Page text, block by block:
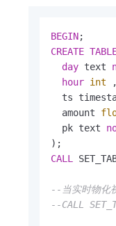
BEGIN
CREATE
day text
hour int ,
ts
  amount
  pk text
CALL
--当实时物化
--CALL